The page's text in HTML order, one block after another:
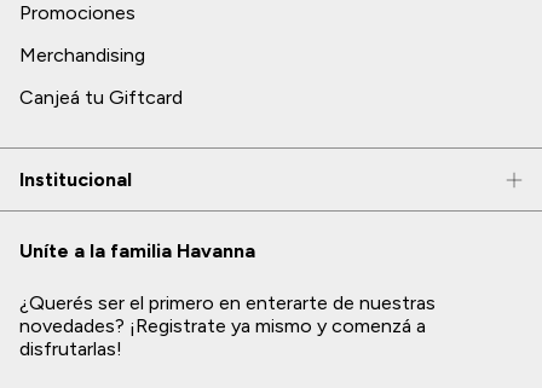
Promociones
Merchandising
Canjeá tu Giftcard
Institucional
Uníte a la familia Havanna
¿Querés ser el primero en enterarte de nuestras
novedades? ¡Registrate ya mismo y comenzá a
disfrutarlas!